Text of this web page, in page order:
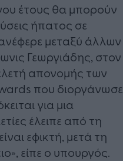
έτους θα μπορούν
ήπατος σε
μεταξύ άλλων
Γεωργιάδης, στον
απονομής των
που διοργάνωσε
για μια
έλειπε από τη
εφικτή, μετά τη
είπε ο υπουργός.